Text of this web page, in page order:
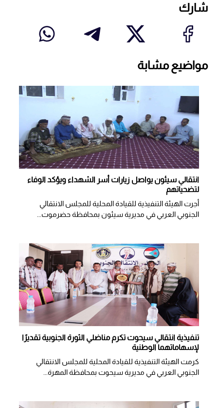
شارك
مواضيع مشابة
انتقالي سيئون يواصل زيارات أسر الشهداء ويؤكد الوفاء
لتضحياتهم
أجرت الهيئة التنفيذية للقيادة المحلية للمجلس الانتقالي
الجنوبي العربي في مديرية سيئون بمحافظة حضرموت...
تنفيذية انتقالي سيحوت تكرم مناضلي الثورة الجنوبية تقديرًا
لإسهاماتهما الوطنية
كرمت الهيئة التنفيذية للقيادة المحلية للمجلس الانتقالي
الجنوبي العربي في مديرية سيحوت بمحافظة المهرة...